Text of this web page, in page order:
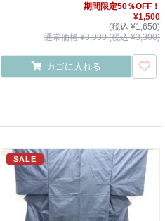
期間限定50％OFF！
¥1,500
(税込 ¥1,650)
通常価格 ¥3,000 (税込 ¥3,300)
カゴに入れる
SALE